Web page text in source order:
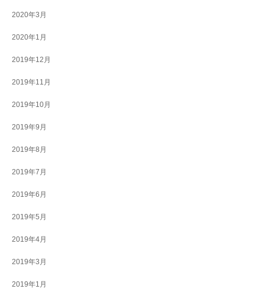
2020年3月
2020年1月
2019年12月
2019年11月
2019年10月
2019年9月
2019年8月
2019年7月
2019年6月
2019年5月
2019年4月
2019年3月
2019年1月